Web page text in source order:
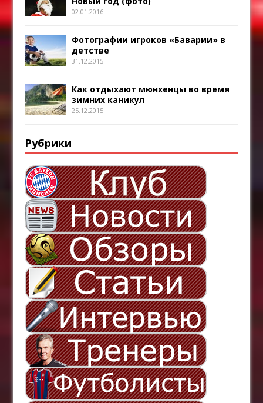
02.01.2016
Фотографии игроков «Баварии» в
детстве
31.12.2015
Как отдыхают мюнхенцы во время
зимних каникул
25.12.2015
Рубрики